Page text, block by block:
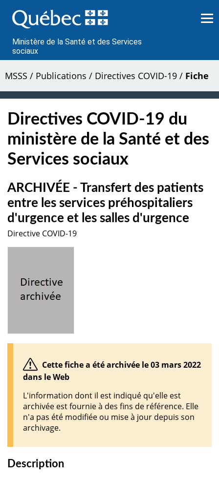
au
contenu
Ministère de la Santé et des Services
sociaux
MSSS / Publications / Directives COVID-19 / Fiche
Directives COVID-19 du
ministère de la Santé et des
Services sociaux
ARCHIVÉE - Transfert des patients
entre les services préhospitaliers
d'urgence et les salles d'urgence
Directive COVID-19
Cette fiche a été archivée le 03 mars 2022
dans le Web
L'information dont il est indiqué qu'elle est
archivée est fournie à des fins de référence. Elle
n'a pas été modifiée ou mise à jour depuis son
archivage.
Description